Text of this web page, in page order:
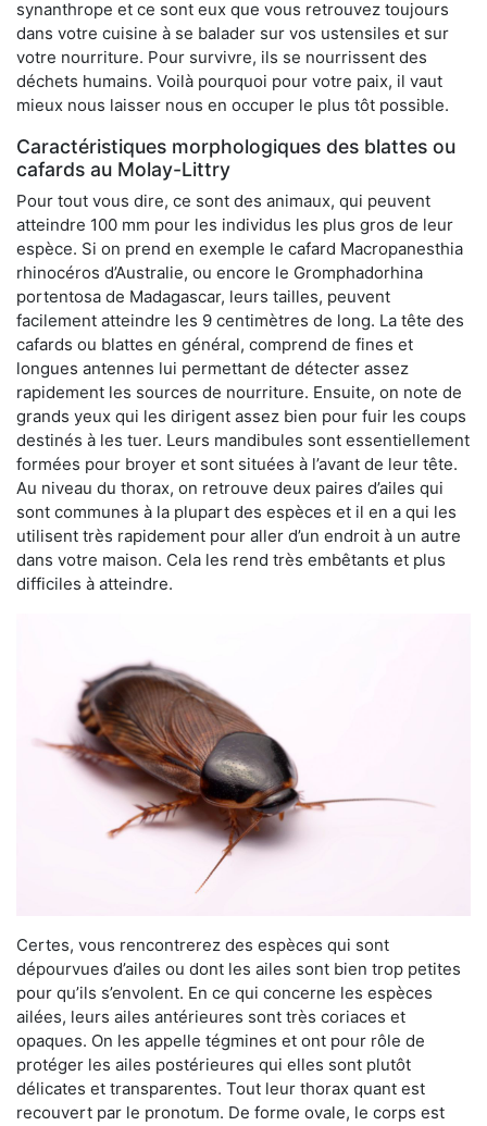
synanthrope et ce sont eux que vous retrouvez toujours
dans votre cuisine à se balader sur vos ustensiles et sur
votre nourriture. Pour survivre, ils se nourrissent des
déchets humains. Voilà pourquoi pour votre paix, il vaut
mieux nous laisser nous en occuper le plus tôt possible.
Caractéristiques morphologiques des blattes ou
cafards au Molay-Littry
Pour tout vous dire, ce sont des animaux, qui peuvent
atteindre 100 mm pour les individus les plus gros de leur
espèce. Si on prend en exemple le cafard Macropanesthia
rhinocéros d’Australie, ou encore le Gromphadorhina
portentosa de Madagascar, leurs tailles, peuvent
facilement atteindre les 9 centimètres de long. La tête des
cafards ou blattes en général, comprend de fines et
longues antennes lui permettant de détecter assez
rapidement les sources de nourriture. Ensuite, on note de
grands yeux qui les dirigent assez bien pour fuir les coups
destinés à les tuer. Leurs mandibules sont essentiellement
formées pour broyer et sont situées à l’avant de leur tête.
Au niveau du thorax, on retrouve deux paires d’ailes qui
sont communes à la plupart des espèces et il en a qui les
utilisent très rapidement pour aller d’un endroit à un autre
dans votre maison. Cela les rend très embêtants et plus
difficiles à atteindre.
Certes, vous rencontrerez des espèces qui sont
dépourvues d’ailes ou dont les ailes sont bien trop petites
pour qu’ils s’envolent. En ce qui concerne les espèces
ailées, leurs ailes antérieures sont très coriaces et
opaques. On les appelle tégmines et ont pour rôle de
protéger les ailes postérieures qui elles sont plutôt
délicates et transparentes. Tout leur thorax quant est
recouvert par le pronotum. De forme ovale, le corps est